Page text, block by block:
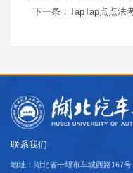
下一条：TapTap点点法
联系我们
地址：湖北省十堰市车城西路167